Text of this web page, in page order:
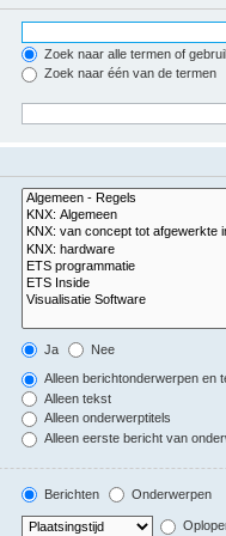
Zoek naar alle termen of
Zoek naar één van de termen
Ja Nee
Alleen berichtonderwerpen en
Alleen tekst
Alleen onderwerptitels
Alleen eerste bericht van
Berichten Onderwerpen